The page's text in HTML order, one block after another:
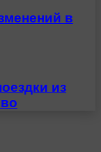
в
из